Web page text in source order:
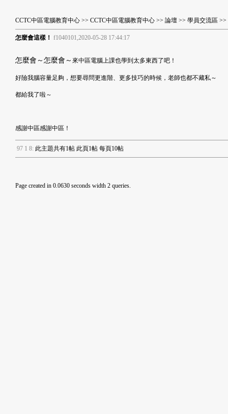
CCTC中區電腦教育中心 >> CCTC中區電腦教育中心 >> 論壇 >> 學員交流區 >>
怎麼會這樣！ f1040101,2020-05-28 17:44:17
怎麼會～怎麼會～ 來中區電腦上課也學到太多東西了吧！
好險我腦容量足夠，想要尋問更進階、更多技巧的時候，老師也都不藏私～
都給我了啦～
感謝中區感謝中區！
97 1 8: 此主題共有1帖 此頁1帖 每頁10帖
Page created in 0.0630 seconds width 2 queries.